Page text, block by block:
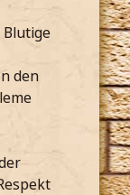
Blutige
den